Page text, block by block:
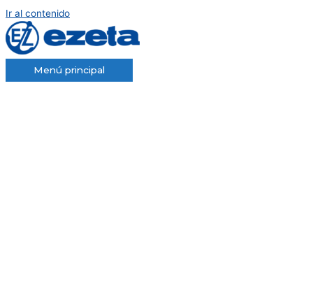
Ir al contenido
Menú principal